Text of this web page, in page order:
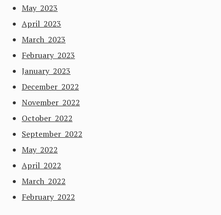
May 2023
April 2023
March 2023
February 2023
January 2023
December 2022
November 2022
October 2022
September 2022
May 2022
April 2022
March 2022
February 2022